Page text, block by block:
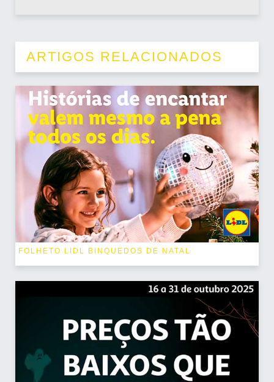
ARTIGOS RELACIONADOS
FOLHETO LIDL BINQUEDOS DE NATAL